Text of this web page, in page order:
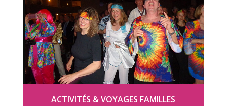
ACTIVITÉS & VOYAGES FAMILLES